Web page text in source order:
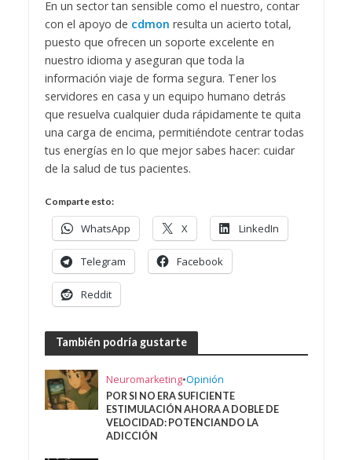
En un sector tan sensible como el nuestro, contar
con el apoyo de cdmon resulta un acierto total,
puesto que ofrecen un soporte excelente en
nuestro idioma y aseguran que toda la
información viaje de forma segura. Tener los
servidores en casa y un equipo humano detrás
que resuelva cualquier duda rápidamente te quita
una carga de encima, permitiéndote centrar todas
tus energías en lo que mejor sabes hacer: cuidar
de la salud de tus pacientes.
Comparte esto:
WhatsApp X LinkedIn
Telegram Facebook
Reddit
También podría gustarte
Neuromarketing•Opinión
POR SI NO ERA SUFICIENTE
ESTIMULACIÓN AHORA A DOBLE DE
VELOCIDAD: POTENCIANDO LA
ADICCIÓN